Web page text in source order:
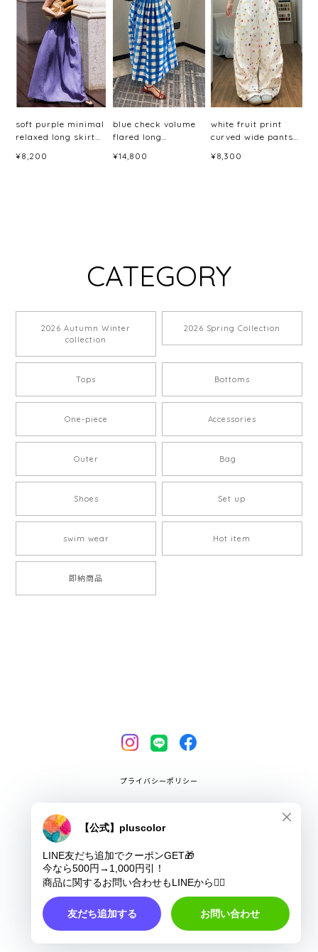
soft purple minimal
relaxed long skirt
¥8,200
blue check volume
flared long
¥14,800
white fruit print
curved wide pants
¥8,300
CATEGORY
2026 Autumn Winter
collection
2026 Spring Collection
Tops Bottoms
One-piece Accessories
Outer Bag
Shoes Set up
swim wear Hot item
即納商品
プライバシーポリシー